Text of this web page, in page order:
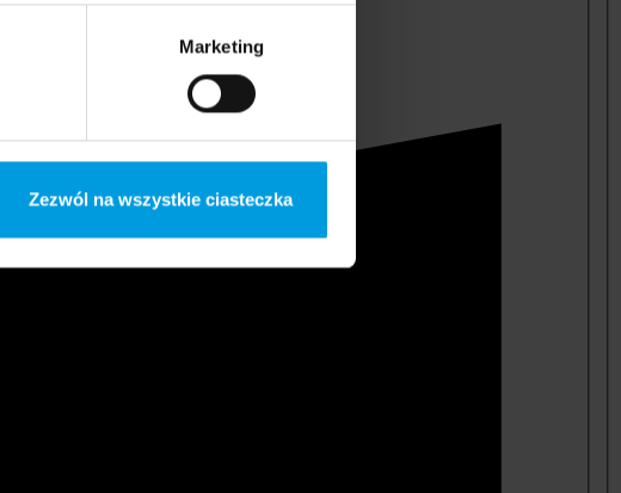
Marketing
Zezwól na wszystkie ciasteczka